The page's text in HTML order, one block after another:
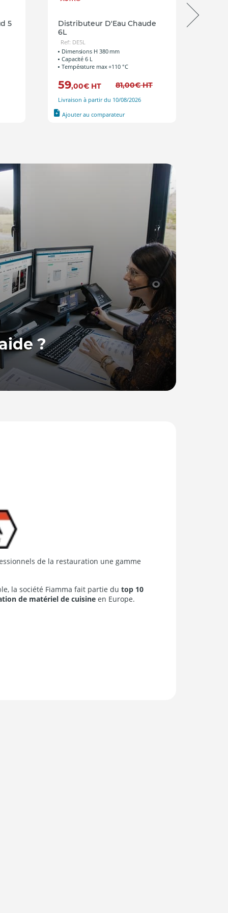
5
Distributeur D'Eau Chaude
6L
Ref: DE5L
Dimensions H 380 mm
Capacité 6 L
Température max +110 °C
59,00€ HT 81,00€ HT
Livraison à partir du 10/08/2026
Ajouter au comparateur
?
France, se tient à votre disposition pour
de la restauration une gamme
la société Fiamma fait partie du top 10
de matériel de cuisine en Europe.